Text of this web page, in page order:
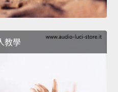
教學